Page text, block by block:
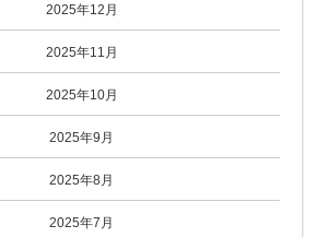
2025年12月
2025年11月
2025年10月
2025年9月
2025年8月
2025年7月